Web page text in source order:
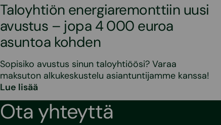
Taloyhtiön energiaremonttiin uusi
avustus – jopa 4 000 euroa
asuntoa kohden
Sopisiko avustus sinun taloyhtiöösi? Varaa
maksuton alkukeskustelu asiantuntijamme kanssa!
Lue lisää
Ota yhteyttä